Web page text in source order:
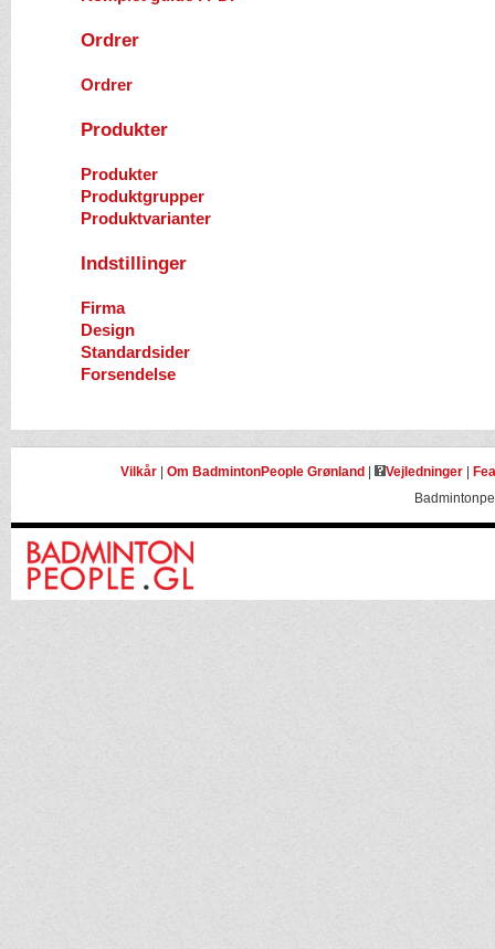
Ordrer
Ordrer
Produkter
Produkter
Produktgrupper
Produktvarianter
Indstillinger
Firma
Design
Standardsider
Forsendelse
Vilkår Om BadmintonPeople Grønland Vejledninger